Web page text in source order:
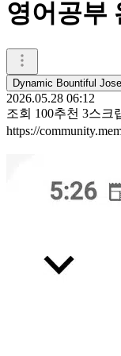
영어공부
Dynamic Bountiful
2026.05.28 06:12
조회 100추천 3스크
https://